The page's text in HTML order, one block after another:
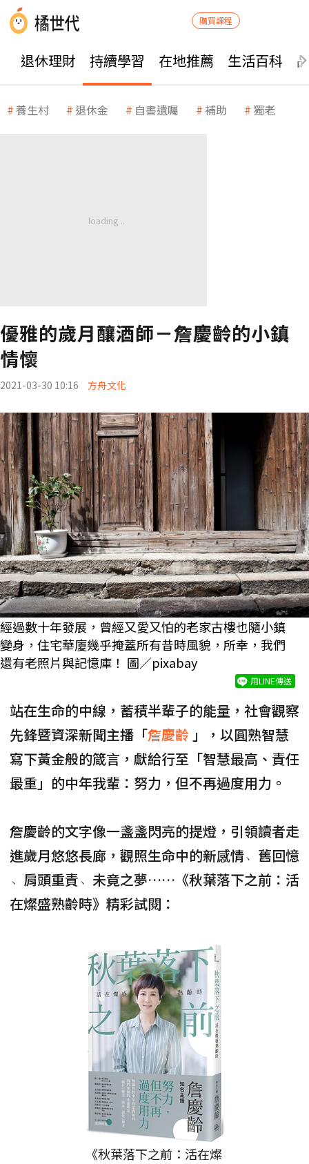
購買課程
退休理財 持續學習 在地推薦 生活百科
養生村 退休金 自書遺囑 補助 獨老
優雅的歲月釀酒師－詹慶齡的小鎮
情懷
2021-03-30 10:16 方舟文化
經過數十年發展，曾經又愛又怕的老家古樓也隨小鎮
變身，住宅華廈幾乎掩蓋所有昔時風貌，所幸，我們
還有老照片與記憶庫！ 圖／pixabay
用LINE傳送
站在生命的中線，蓄積半輩子的能量，社會觀察
先鋒暨資深新聞主播「詹慶齡 」，以圓熟智慧
寫下黃金般的箴言，獻給行至「智慧最高、責任
最重」的中年我輩：努力，但不再過度用力。
詹慶齡的文字像一盞盞閃亮的提燈，引領讀者走
進歲月悠悠長廊，觀照生命中的新感情﹅舊回憶
﹅肩頭重責﹅未竟之夢……《秋葉落下之前：活
在燦盛熟齡時》精彩試閱：
《秋葉落下之前：活在燦